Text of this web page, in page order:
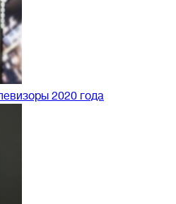
2020 года